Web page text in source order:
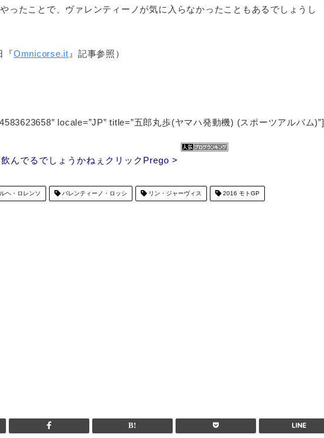
ったことで、ヴァレンティーノが気に入らなかったこともあるでしょうし
『Omnicorse.it 』記事参照）
locale=”JP” title=”五郎丸歩(ヤマハ発動機) (スポーツアルバム)”]
んでるでしょうかねぇクリックPrego >
ヘ・ロレンソ バレンティーノ・ロッシ リン・ジャーヴィス 2016 モトGP